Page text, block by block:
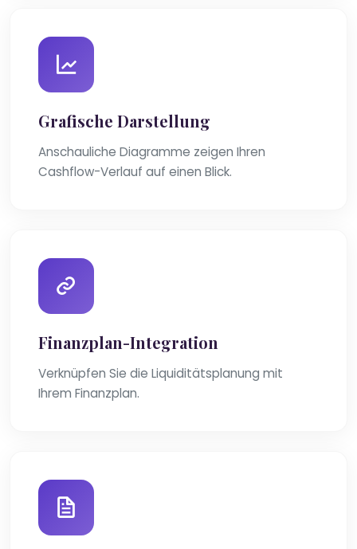
Grafische Darstellung
Anschauliche Diagramme zeigen Ihren
Cashflow-Verlauf auf einen Blick.
Finanzplan-Integration
Verknüpfen Sie die Liquiditätsplanung mit
Ihrem Finanzplan.